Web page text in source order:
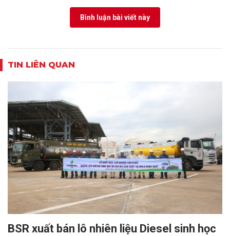
Bình luận bài viết này
TIN LIÊN QUAN
BSR xuất bán lô nhiên liệu Diesel sinh học